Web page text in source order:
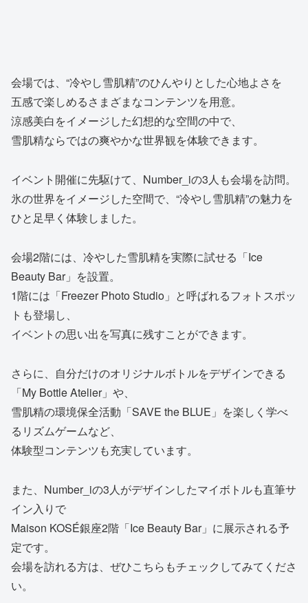
会場では、“冷やし雪肌精”のひんやりとした心地よさを
五感で楽しめるさまざまなコンテンツを用意。
涼感美白をイメージした幻想的な空間の中で、
雪肌精ならではの爽やかな世界観を体験できます。
イベント開催に先駆けて、Number_iの3人も会場を訪問。
氷の世界をイメージした空間で、“冷やし雪肌精”の魅力を
ひと足早く体験しました。
会場2階には、冷やした雪肌精を実際に試せる「Ice
Beauty Bar」を設置。
1階には「Freezer Photo Studio」と呼ばれるフォトスポッ
トも登場し、
イベントの思い出を写真に残すことができます。
さらに、自分だけのオリジナルボトルをデザインできる
「My Bottle Atelier」や、
雪肌精の環境保全活動「SAVE the BLUE」を楽しく学べ
るリズムゲームなど、
体験型コンテンツも充実しています。
また、Number_iの3人がデザインしたマイボトルも直筆サ
イン入りで
Maison KOSÉ銀座2階「Ice Beauty Bar」に展示される予
定です。
会場を訪れる方は、ぜひこちらもチェックしてみてくださ
い。